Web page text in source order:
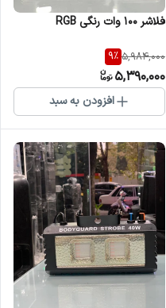
فلاشر ۱۰۰ وات رنگی RGB
5,984,000
9%
5,390,000
افزودن به سبد